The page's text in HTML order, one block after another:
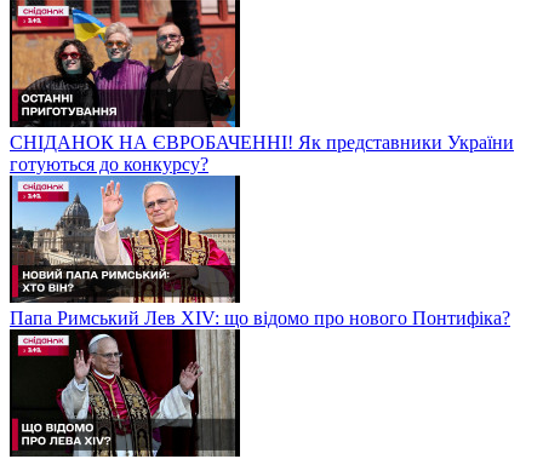
СНІДАНОК НА ЄВРОБАЧЕННІ! Як представники України
готуються до конкурсу?
Папа Римський Лев XIV: що відомо про нового Понтифіка?